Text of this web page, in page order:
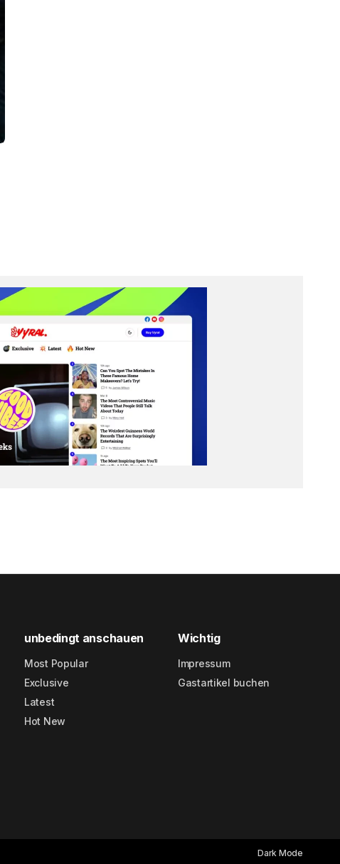
unbedingt anschauen
Most Popular
Exclusive
Latest
Hot New
Wichtig
Impressum
Gastartikel buchen
Dark Mode